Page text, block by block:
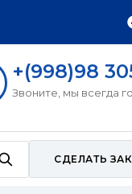
+(998)98
Звоните, мы всегда
СДЕЛАТЬ